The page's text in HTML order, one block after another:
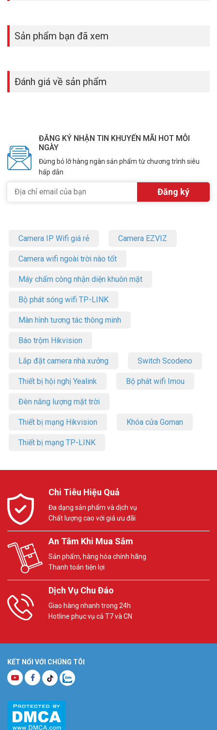
Sản phẩm bạn đã xem
Đánh giá về sản phẩm
ĐĂNG KÝ NHẬN TIN KHUYẾN MÃI HOT MỖI
NGÀY
Đừng bỏ lỡ hàng ngàn sản phẩm từ chương trình siêu
hấp dẫn
Camera IP Wifi giá rẻ Camera EZVIZ
Camera wifi ngoài trời nào tốt
Máy chấm công nhận diện khuôn mặt
Bộ phát sóng wifi TP-LINK
Màn hình tương tác thông minh
Báo trộm Hikvision
Lắp đặt camera nhà xưởng Switch Scodeno
Thiết bị hội nghị Yealink Bộ phát wifi Imou
Đèn năng lượng mặt trời
Thiết bị mạng Hikvision Khóa cửa Goman
Thiết bị mạng TP-LINK
Chi Tiêu Hiệu Quả
Đa dạng sản phẩm và dịch vụ
Chất lượng cao với giá ưu đãi
An Tâm Khi Mua Sắm
Sản phẩm, hàng hóa chính hãng
Thanh toán tiện lợi
Dịch Vụ Chu Đáo
Giao hàng nhanh trong 24h
Hotline phục vụ cả T7 và CN
KẾT NỐI VỚI CHÚNG TÔI